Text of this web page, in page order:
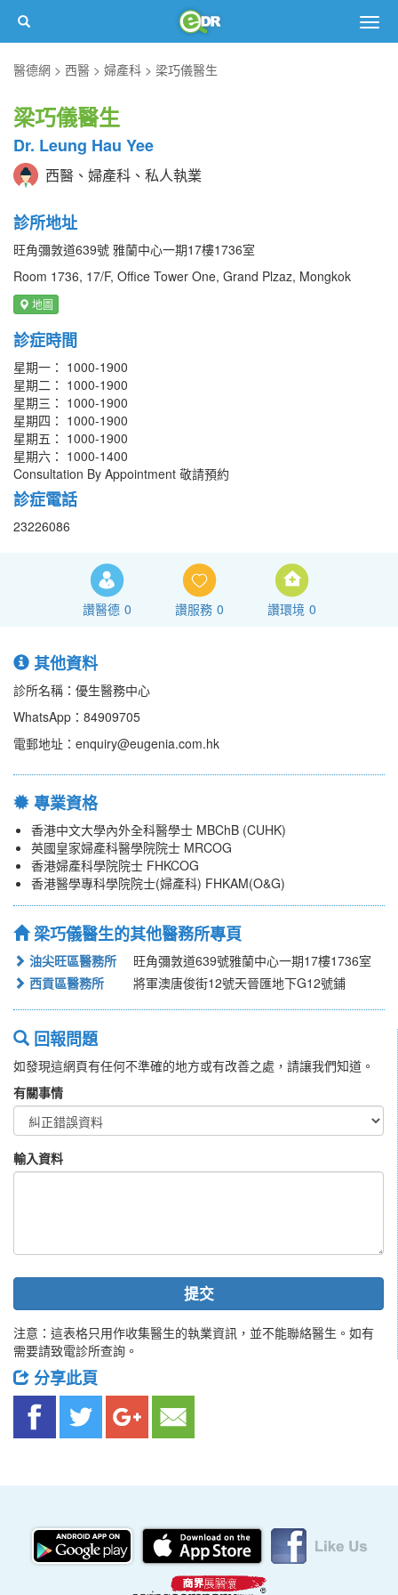
醫德網
西醫 婦產科 梁巧儀醫生
梁巧儀醫生
Dr. Leung Hau Yee
西醫、婦產科、私人執業
診所地址
旺角彌敦道639號 雅蘭中心一期17樓1736室
Room 1736, 17/F, Office Tower One, Grand Plzaz, Mongkok
地圖
診症時間
星期一： 1000-1900
星期二： 1000-1900
星期三： 1000-1900
星期四： 1000-1900
星期五： 1000-1900
星期六： 1000-1400
Consultation By Appointment 敬請預約
診症電話
23226086
讚醫德 0 讚服務 0 讚環境 0
其他資料
診所名稱：優生醫務中心
WhatsApp：84909705
電郵地址：enquiry@eugenia.com.hk
專業資格
香港中文大學內外全科醫學士 MBChB (CUHK)
英國皇家婦產科醫學院院士 MRCOG
香港婦產科學院院士 FHKCOG
香港醫學專科學院院士(婦產科) FHKAM(O&G)
梁巧儀醫生的其他醫務所專頁
油尖旺區醫務所
旺角彌敦道639號雅蘭中心一期17樓1736室
西貢區醫務所
將軍澳唐俊街12號天晉匯地下G12號鋪
回報問題
如發現這網頁有任何不準確的地方或有改善之處，請讓我們知道。
有關事情
輸入資料
提交
注意：這表格只用作收集醫生的執業資訊，並不能聯絡醫生。如有
需要請致電診所查詢。
分享此頁